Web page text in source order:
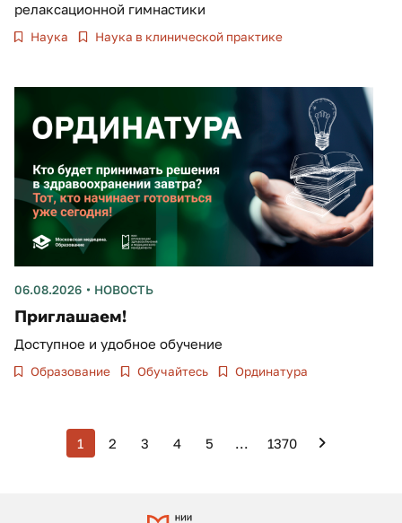
релаксационной гимнастики
Наука Наука в клинической практике
06.08.2026 НОВОСТЬ
Приглашаем!
Доступное и удобное обучение
Образование Обучайтесь Ординатура
1 2 3 4 5 ... 1370